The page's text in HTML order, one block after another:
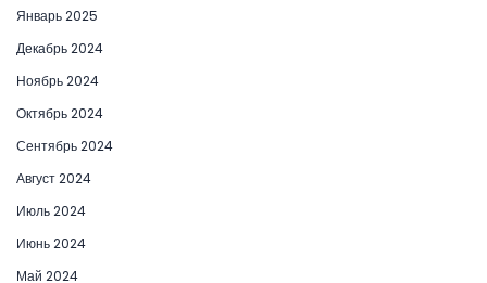
Январь 2025
Декабрь 2024
Ноябрь 2024
Октябрь 2024
Сентябрь 2024
Август 2024
Июль 2024
Июнь 2024
Май 2024